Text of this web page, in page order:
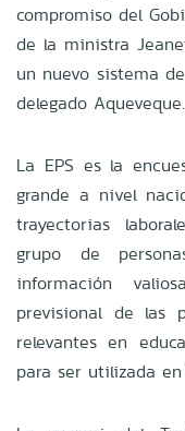
compromiso del
de la ministra
un nuevo sistema
delegado Aqueveque.
La EPS es la
grande a nivel
trayectorias
grupo de
información
previsional de las
relevantes en
para ser utilizada